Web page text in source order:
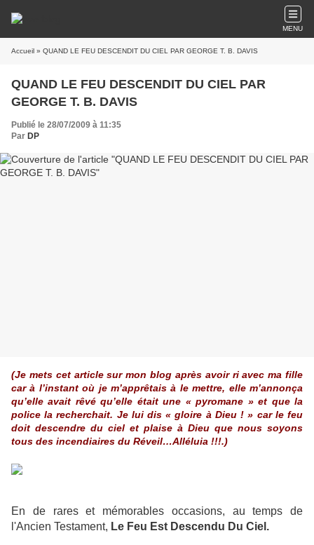
MENU
Accueil » QUAND LE FEU DESCENDIT DU CIEL PAR GEORGE T. B. DAVIS
QUAND LE FEU DESCENDIT DU CIEL PAR
GEORGE T. B. DAVIS
Publié le 28/07/2009 à 11:35
Par DP
(Je mets cet article sur mon blog après avoir ri avec ma fille
car à l’instant où je m’apprêtais à le mettre, elle m’annonça
qu’elle avait rêvé qu’elle était une « pyromane » et que la
police la recherchait. Je lui dis « gloire à Dieu ! » car le feu
doit descendre du ciel et plaise à Dieu que nous soyons
tous des incendiaires du Réveil…Alléluia !!!.)
En de rares et mémorables occasions, au temps de
l'Ancien Testament, Le Feu Est Descendu Du Ciel.